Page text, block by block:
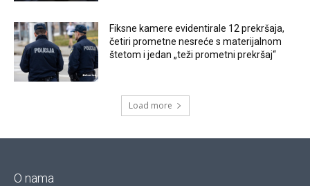
Fiksne kamere evidentirale 12 prekršaja,
četiri prometne nesreće s materijalnom
štetom i jedan „teži prometni prekršaj“
Load more
O nama